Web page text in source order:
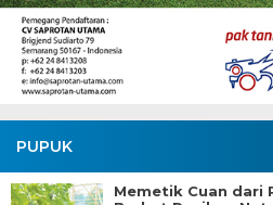
PUPUK
Memetik Cuan dari